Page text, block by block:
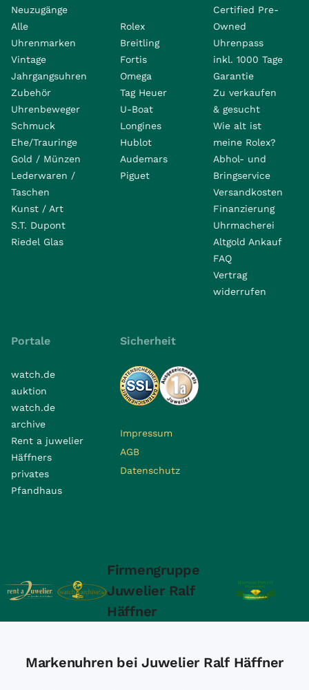
Neuzugänge
Alle
Uhrenmarken
Vintage
Jahrgangsuhren
Zubehör
Uhrenbeweger
Schmuck
Ehe/Trauringe
Gold / Münzen
Lederwaren /
Taschen
Kunst / Art
S.T. Dupont
Riedel Glas
Rolex
Breitling
Fortis
Omega
Tag Heuer
U-Boat
Longines
Hublot
Audemars
Piguet
Certified Pre-
Owned
Uhrenpass
inkl. 1000 Tage
Garantie
Zu verkaufen
& gesucht
Wie alt ist
meine Rolex?
Abhol- und
Bringservice
Versandkosten
Finanzierung
Uhrmacherei
Altgold Ankauf
FAQ
Vertrag
widerrufen
Portale
watch.de
auktion
watch.de
archive
Rent a juwelier
Häffners
privates
Pfandhaus
Sicherheit
Impressum
AGB
Datenschutz
Firmengruppe
Juwelier Ralf
Häffner
Markenuhren bei Juwelier Ralf Häffner